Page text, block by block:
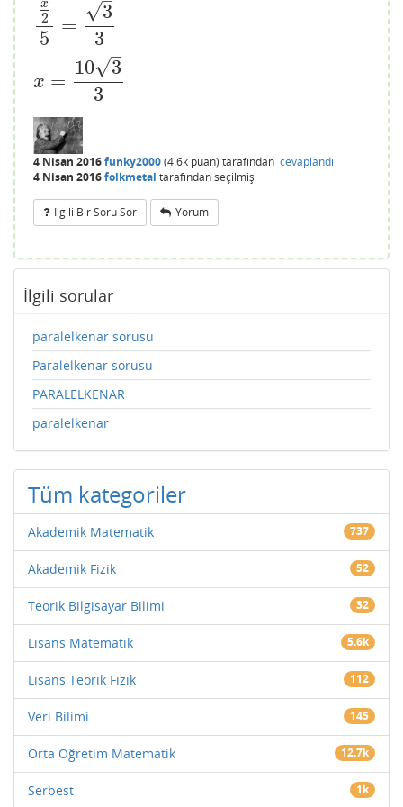
x
2
5
=
3
√
3
x25 =3 3
x =
10 3
–
√
3
x= 10 33
4 Nisan 2016funky2000(4.6k puan) tarafından cevaplandı
4 Nisan 2016folkmetal tarafındanseçilmiş
Ilgili Bir Soru Sor Yorum
İlgili sorular
paralelkenar sorusu
Paralelkenar sorusu
PARALELKENAR
paralelkenar
Tüm kategoriler
Akademik Matematik 737
Akademik Fizik 52
Teorik Bilgisayar Bilimi 32
Lisans Matematik 5.6k
Lisans Teorik Fizik 112
Veri Bilimi 145
Orta Öğretim Matematik 12.7k
Serbest 1k